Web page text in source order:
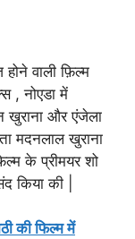
वाली फ़िल्म
, नोएडा में
खुराना और एंजेला
मदनलाल खुराना
के प्रीमयर शो
किया की |
की फिल्म में